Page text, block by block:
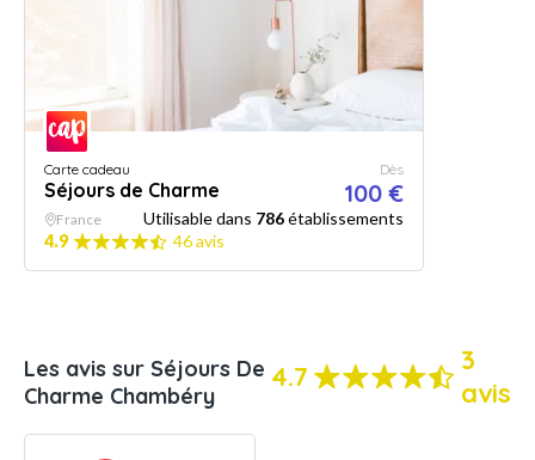
Carte cadeau
Séjours de Charme
Dès
100 €
France Utilisable dans 786établissements
4.9
46 avis
Les avis sur Séjours De
Charme Chambéry
4.7
3
avis